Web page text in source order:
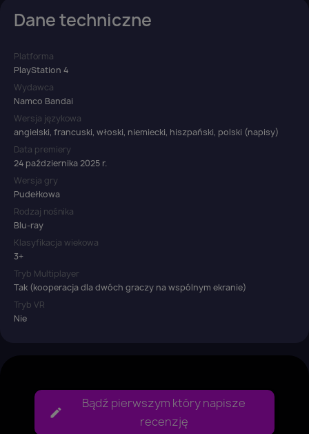
Dane techniczne
Platforma
PlayStation 4
Wydawca
Namco Bandai
Wersja językowa
angielski, francuski, włoski, niemiecki, hiszpański, polski (napisy)
Data premiery
24 października 2025 r.
Wersja gry
Pudełkowa
Rodzaj nośnika
Blu-ray
Klasyfikacja wiekowa
3+
Tryb Multiplayer
Tak (kooperacja dla dwóch graczy na wspólnym ekranie)
Tryb VR
Nie
Bądź pierwszym który napisze
recenzję